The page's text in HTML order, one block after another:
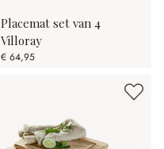
Placemat set van 4
Villoray
€ 64,95